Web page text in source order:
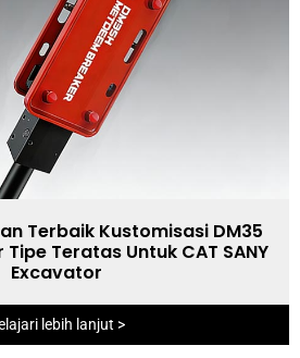
Terbaik Kustomisasi DM35
Teratas Untuk CAT SANY
Excavator
lebih lanjut >